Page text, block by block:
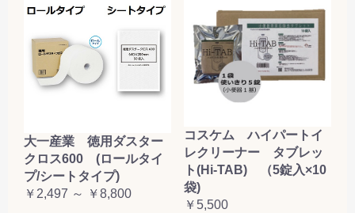
大一産業 徳用ダスター
クロス600 (ロールタイ
プ/シートタイプ)
￥2,497 ～ ￥8,800
コスケム ハイパートイ
レクリーナー タブレッ
ト(Hi-TAB) （5錠入×10
袋)
￥5,500